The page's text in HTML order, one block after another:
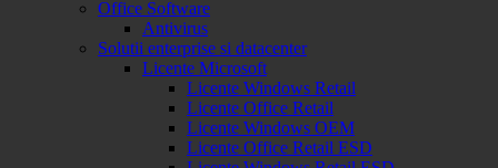
Office Software
Antivirus
Solutii enterprise si datacenter
Licente Microsoft
Licente Windows Retail
Licente Office Retail
Licente Windows OEM
Licente Office Retail ESD